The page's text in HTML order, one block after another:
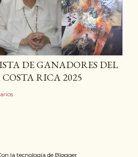
DE GANADORES DEL
RICA 2025
la tecnología de Blogger